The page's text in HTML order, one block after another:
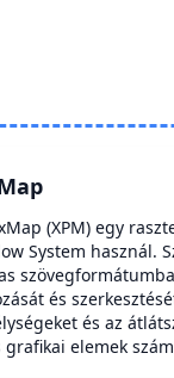
(XPM) egy
System használ.
és
és az
grafikai elemek